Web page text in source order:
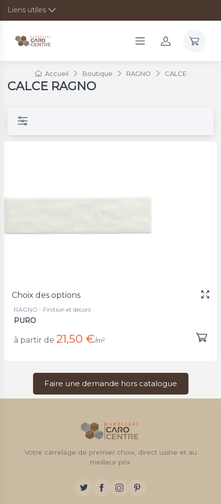
Liens utiles
Accueil Boutique RAGNO CALCE
CALCE RAGNO
Choix des options
RAGNO - Finition et décors
PURO
à partir de 21,50 €/m²
Faire une demande hors catalogue
Votre carrelage de premier choix, direct usine et au
meilleur prix.